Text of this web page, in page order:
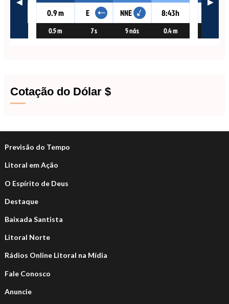
Cotação do Dólar $
Previsão do Tempo
Litoral em Ação
O Espírito de Deus
Destaque
Baixada Santista
Litoral Norte
Rádios Online Litoral na Mídia
Fale Conosco
Anuncie